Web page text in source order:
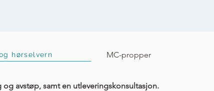
hørselvern MC-propper
avstøp, samt en utleveringskonsultasjon.